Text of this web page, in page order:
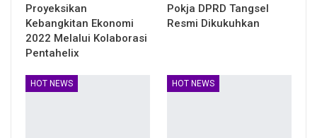
Proyeksikan
Kebangkitan Ekonomi
2022 Melalui Kolaborasi
Pentahelix
Pokja DPRD Tangsel
Resmi Dikukuhkan
HOT NEWS HOT NEWS